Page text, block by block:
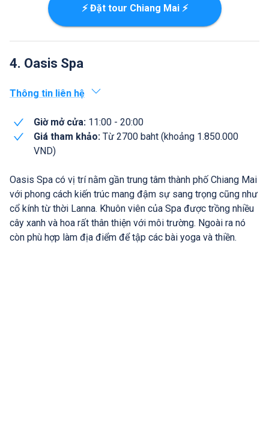
⚡ Đặt tour Chiang Mai ⚡
4. Oasis Spa
Thông tin liên hệ
Giờ mở cửa: 11:00 - 20:00
Giá tham khảo: Từ 2700 baht (khoảng 1.850.000
VND)
Oasis Spa có vị trí nằm gần trung tâm thành phố Chiang Mai
với phong cách kiến trúc mang đậm sự sang trọng cũng như
cổ kính từ thời Lanna. Khuôn viên của Spa được trồng nhiều
cây xanh và hoa rất thân thiện với môi trường. Ngoài ra nó
còn phù hợp làm địa điểm để tập các bài yoga và thiền.